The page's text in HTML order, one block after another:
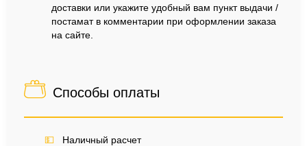
доставки или укажите удобный вам пункт выдачи /
постамат в комментарии при оформлении заказа
на сайте.
Способы оплаты
💵 Наличный расчет